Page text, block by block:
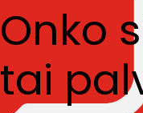
Onko
tai